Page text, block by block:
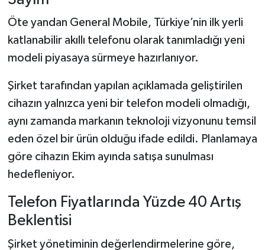
Öte yandan General Mobile, Türkiye’nin ilk yerli
katlanabilir akıllı telefonu olarak tanımladığı yeni
modeli piyasaya sürmeye hazırlanıyor.
Şirket tarafından yapılan açıklamada geliştirilen
cihazın yalnızca yeni bir telefon modeli olmadığı,
aynı zamanda markanın teknoloji vizyonunu temsil
eden özel bir ürün olduğu ifade edildi. Planlamaya
göre cihazın Ekim ayında satışa sunulması
hedefleniyor.
Telefon Fiyatlarında Yüzde 40 Artış
Beklentisi
Şirket yönetiminin değerlendirmelerine göre,